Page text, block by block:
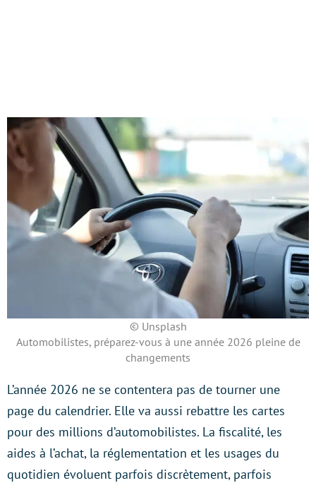
© Unsplash
Automobilistes, préparez-vous à une année 2026 pleine de
changements
L’année 2026 ne se contentera pas de tourner une
page du calendrier. Elle va aussi rebattre les cartes
pour des millions d’automobilistes. La fiscalité, les
aides à l’achat, la réglementation et les usages du
quotidien évoluent parfois discrètement, parfois